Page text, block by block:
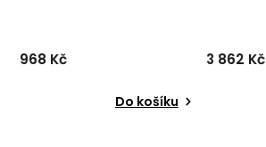
968 Kč
Do košíku
3 862 Kč